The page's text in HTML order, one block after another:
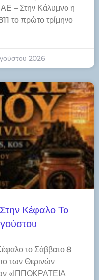
– Στην Κάλυμνο η
το πρώτο τρίμηνο
2026
Κέφαλο Το
το Σάββατο 8
των Θερινών
«ΙΠΠΟΚΡΑΤΕΙΑ